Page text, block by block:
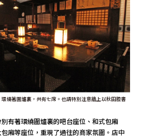
繞著圍爐裏，共有七席。也請特別注意牆上以秋田腔書
有著環繞圍爐裏的吧台座位、和式包廂
包廂等座位，重現了過往的商家氛圍。店中